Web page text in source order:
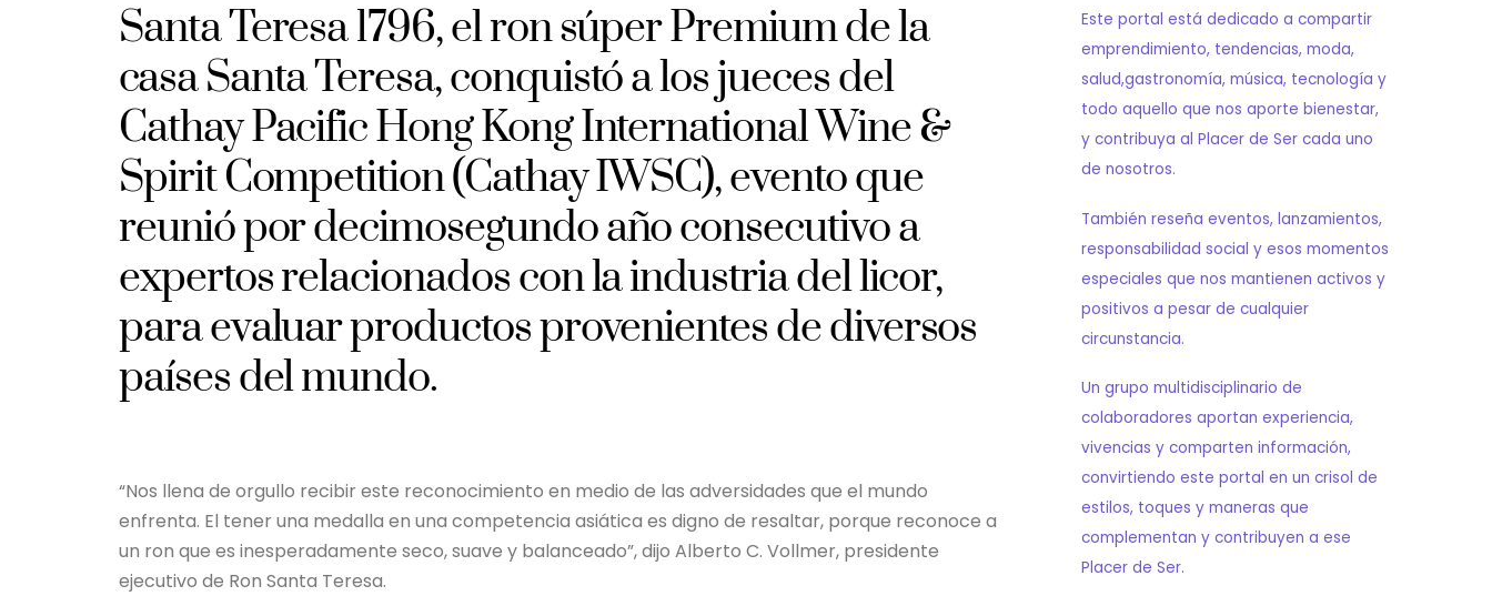
Santa Teresa 1796, el ron súper Premium de la
casa Santa Teresa, conquistó a los jueces del
Cathay Pacific Hong Kong International Wine &
Spirit Competition (Cathay IWSC), evento que
reunió por decimosegundo año consecutivo a
expertos relacionados con la industria del licor,
para evaluar productos provenientes de diversos
países del mundo.
“Nos llena de orgullo recibir este reconocimiento en medio de las adversidades que el mundo
enfrenta. El tener una medalla en una competencia asiática es digno de resaltar, porque reconoce a
un ron que es inesperadamente seco, suave y balanceado”, dijo Alberto C. Vollmer, presidente
ejecutivo de Ron Santa Teresa.
Este portal está dedicado a compartir
emprendimiento, tendencias, moda,
salud,gastronomía, música, tecnología y
todo aquello que nos aporte bienestar,
y contribuya al Placer de Ser cada uno
de nosotros.
También reseña eventos, lanzamientos,
responsabilidad social y esos momentos
especiales que nos mantienen activos y
positivos a pesar de cualquier
circunstancia.
Un grupo multidisciplinario de
colaboradores aportan experiencia,
vivencias y comparten información,
convirtiendo este portal en un crisol de
estilos, toques y maneras que
complementan y contribuyen a ese
Placer de Ser.